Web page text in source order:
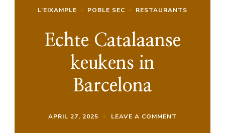
L’EIXAMPLE
POBLE SEC RESTAURANTS
Echte Catalaanse
keukens in
Barcelona
APRIL 27, 2025 LEAVE A COMMENT